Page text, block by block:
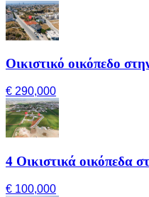
Οικιστικό οικόπεδο
€ 290,000
4 Οικιστικά οικόπεδα
€ 100,000